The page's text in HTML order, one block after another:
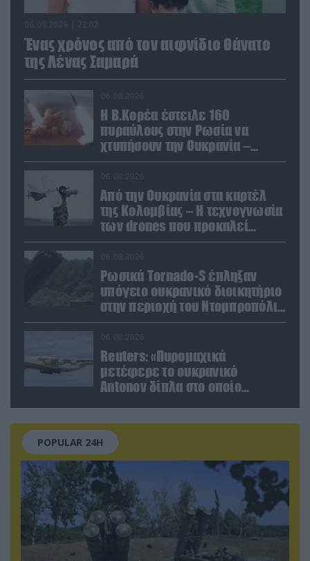
Ένας χρόνος από τον αιφνίδιο θάνατο
της Λένας Σαμαρά
Η Β.Κορέα έστειλε 160
πυραύλους στην Ρωσία να
χτυπήσουν την Ουκρανία –
Θέλει να εκπαιδευτεί σε νέο
Από την Ουκρανία στα καρτέλ
της Κολομβίας – Η τεχνογνωσία
των drones που προκαλεί
ανησυχία
Ρωσικά Tornado-S έπληξαν
υπόγειο ουκρανικό διοικητήριο
στην περιοχή του Ντομπροπόλιε
(βίντεο)
Reuters: «Πυρομαχικά
μετέφερε το ουκρανικό
Antonov δίπλα στο οποίο
POPULAR 24H